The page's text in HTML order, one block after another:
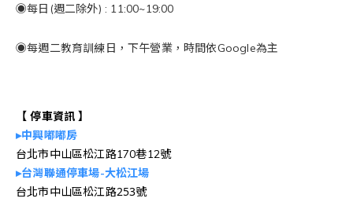
◉每日(週二除外) : 11:00~19:00
◉每週二教育訓練日，下午營業，時間依Google為主
【 停車資訊 】
▸中興嘟嘟房
台北市中山區松江路170巷12號
▸台灣聯通停車場-大松江場
台北市中山區松江路253號